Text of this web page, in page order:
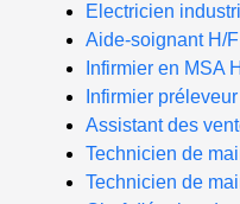
Electricien
Aide-soignant H/F
Infirmier en MSA
Infirmier
Assistant des
Technicien de
Technicien de